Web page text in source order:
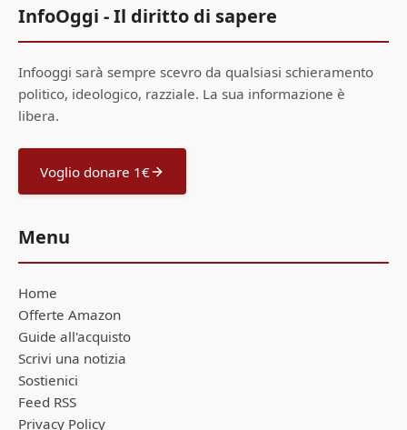
InfoOggi - Il diritto di sapere
Infooggi sarà sempre scevro da qualsiasi schieramento
politico, ideologico, razziale. La sua informazione è
libera.
Voglio donare 1€
Menu
Home
Offerte Amazon
Guide all'acquisto
Scrivi una notizia
Sostienici
Feed RSS
Privacy Policy